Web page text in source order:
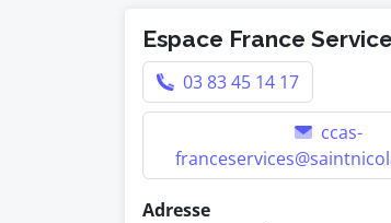
Espace France
03 83 45 14 17
ccas-
Adresse